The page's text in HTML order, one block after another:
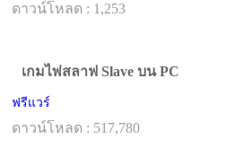
ดาวน์โหลด : 1,253
เกมไพ่สลาฟ Slave บน PC
ฟรีแวร์
ดาวน์โหลด : 517,780